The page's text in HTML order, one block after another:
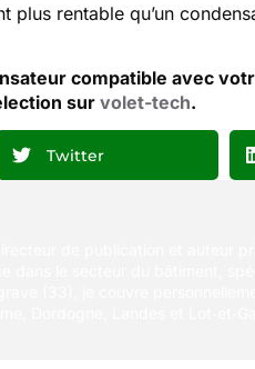
plus rentable qu’un
compatible avec
sur volet-tech.
Twitter